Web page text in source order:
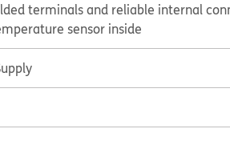
terminals and reliable internal
sensor inside